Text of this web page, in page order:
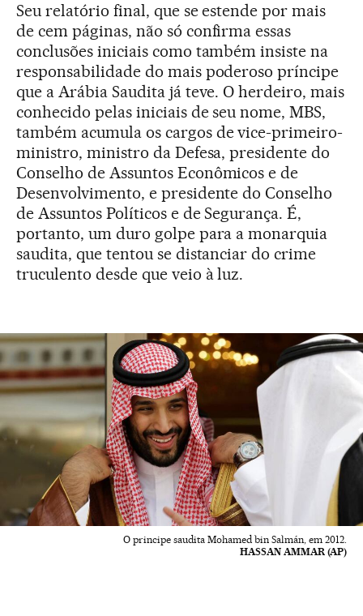
Seu relatório final, que se estende por mais
de cem páginas, não só confirma essas
conclusões iniciais como também insiste na
responsabilidade do mais poderoso príncipe
que a Arábia Saudita já teve. O herdeiro, mais
conhecido pelas iniciais de seu nome, MBS,
também acumula os cargos de vice-primeiro-
ministro, ministro da Defesa, presidente do
Conselho de Assuntos Econômicos e de
Desenvolvimento, e presidente do Conselho
de Assuntos Políticos e de Segurança. É,
portanto, um duro golpe para a monarquia
saudita, que tentou se distanciar do crime
truculento desde que veio à luz.
O principe saudita Mohamed bin Salmán, em 2012.
HASSAN AMMAR (AP)